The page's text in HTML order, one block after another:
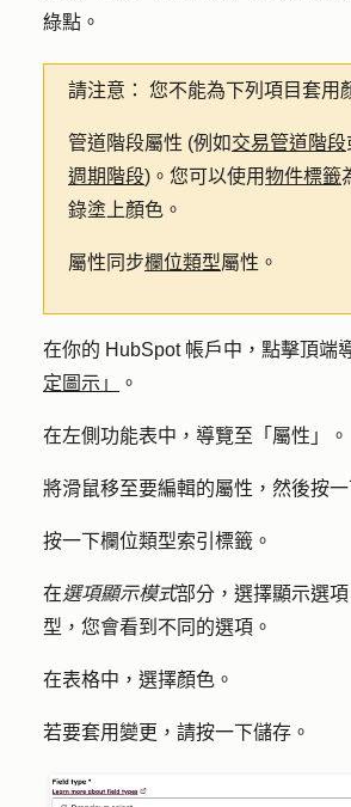
綠點。
請注意： 您不能為下列項目套用
管道階段屬性 (例如交易管道階段
週期階段)。您可以使用物件標籤
錄塗上顏色。
屬性同步欄位類型屬性。
在你的 HubSpot 帳戶中，點擊頂端
定圖示」
。
在左側功能表中，導覽至「 屬性 」。
將滑鼠移至要編輯的屬性，然後按
按一下欄位類型索引標籤。
在選項顯示模式部分，選擇顯示選項
型，您會看到不同的選項。
在表格中，選擇顏色 。
若要套用變更，請按一下儲存 。